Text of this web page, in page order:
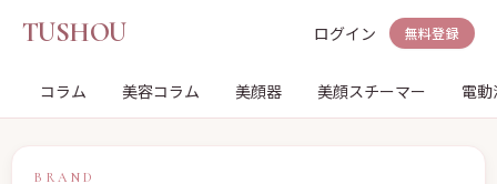
TUSHOU ログイン 無料登録
コラム 美容コラム 美顔器 美顔スチーマー 電
BRAND